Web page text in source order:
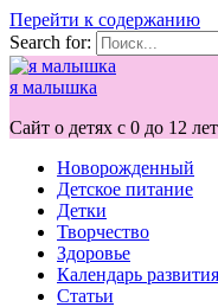
Перейти к содержанию
Search for:
я малышка
Сайт о детях с 0 до 12 лет
Новорожденный
Детское питание
Детки
Творчество
Здоровье
Календарь развития
Статьи